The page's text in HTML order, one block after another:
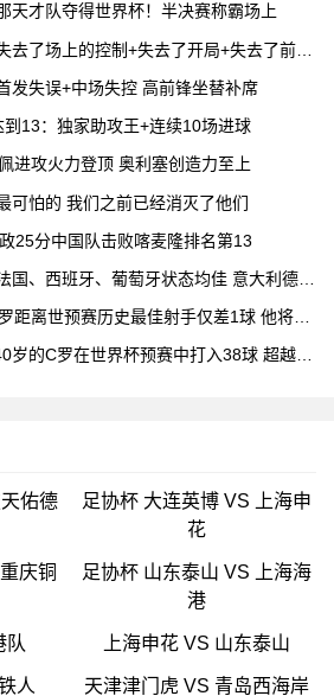
天才队夺得世界杯！半决赛称霸场上
去了场上的控制+失去了开局+失去了前锋
发失误+中场失控 高前锋坐替补席
13：独家助攻王+连续10场进球
进攻火力登顶 奥利塞创造力至上
可怕的 我们之前已经消灭了他们
25分中国队击败喀麦隆排名第13
国、西班牙、葡萄牙状态均佳 意大利德国
距离世预赛历史最佳射手仅差1球 他将在
岁的C罗在世界杯预赛中打入38球 超越梅
佑德
足协杯 大连英博 VS 上海申
花
庆铜
足协杯 山东泰山 VS 上海海
港
队 上海申花 VS 山东泰山
人 天津津门虎 VS 青岛西海岸